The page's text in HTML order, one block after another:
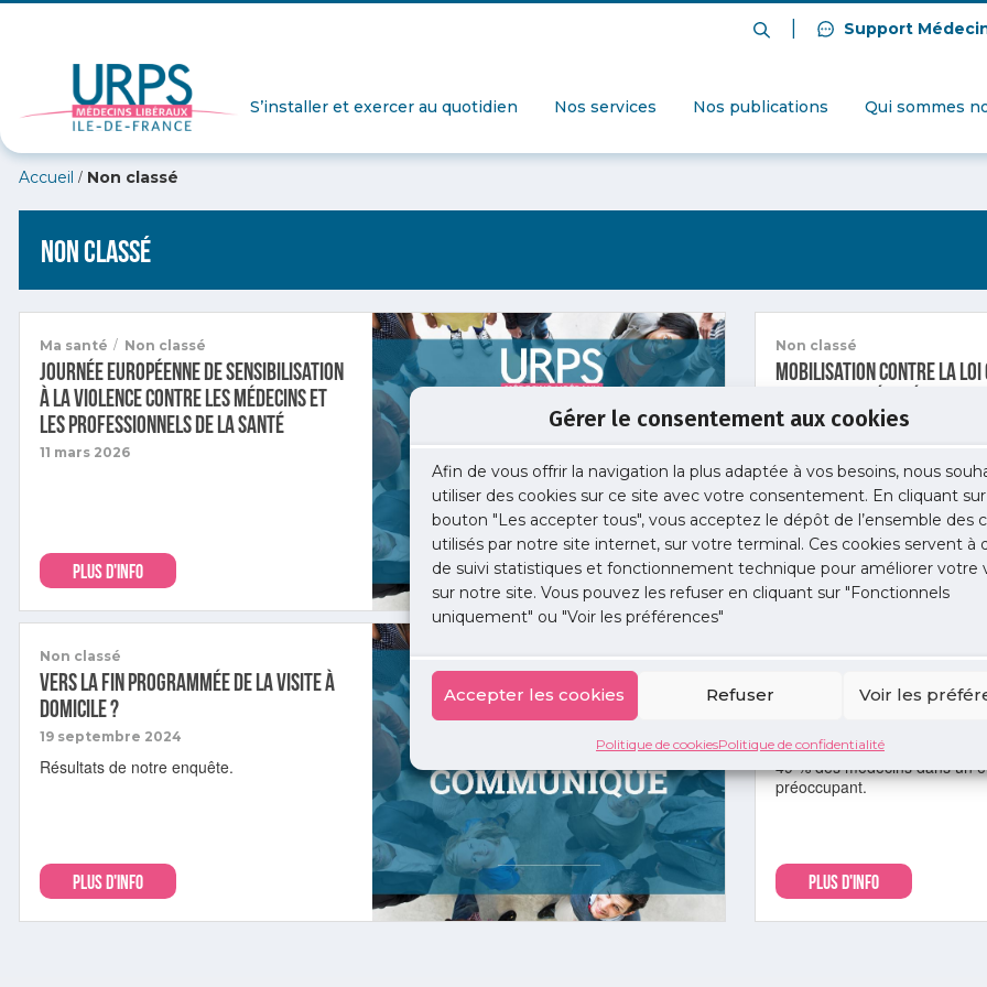
Gérer le consentement aux cookies
Afin de vous offrir la navigation la plus adaptée à vos besoins, nous
utiliser des cookies sur ce site avec votre consentement. En cliquant
bouton "Les accepter tous", vous acceptez le dépôt de l’ensemble des
utilisés par notre site internet, sur votre terminal. Ces cookies servent à
de suivi statistiques et fonctionnement technique pour améliorer votre
sur notre site. Vous pouvez les refuser en cliquant sur "Fonctionnels
uniquement" ou "Voir les préférences"
Accepter les cookies Refuser Voir les
Politique de cookiesPolitique de confidentialité
Support
S’installer et exercer au quotidien Nos services Nos publications Qui sommes
Accueil / Non classé
Non classé
Ma santé / Non classé
Journée européenne de sensibilisation
à la violence contre les médecins et
les professionnels de la santé
11 mars 2026
PLUS D'INFO
Non classé
Mobilisation contre la loi
11 avril 2025
PLUS D'INFO
Non classé
Vers la fin programmée de la visite à
domicile ?
19 septembre 2024
Résultats de notre enquête.
PLUS D'INFO
Non classé
Baromètre santé des
libéraux franciliens 2023
20 décembre 2023
49 % des médecins dans un
préoccupant.
PLUS D'INFO